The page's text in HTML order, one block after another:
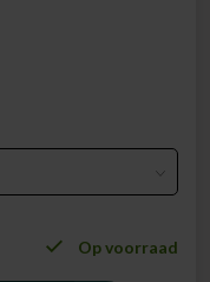
Op voorraad